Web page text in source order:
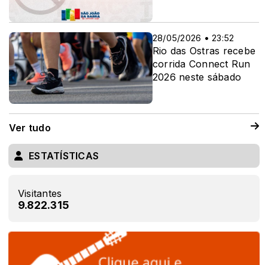
28/05/2026 • 23:52
Rio das Ostras recebe
corrida Connect Run
2026 neste sábado
Ver tudo
ESTATÍSTICAS
Visitantes
9.822.315